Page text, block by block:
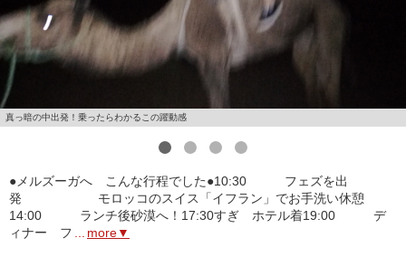
真っ暗の中出発！乗ったらわかるこの躍動感
●メルズーガへ こんな行程でした●10:30 フェズを出
発 モロッコのスイス「イフラン」でお手洗い休憩
14:00 ランチ後砂漠へ！17:30すぎ ホテル着19:00 デ
ィナー フ
more▼